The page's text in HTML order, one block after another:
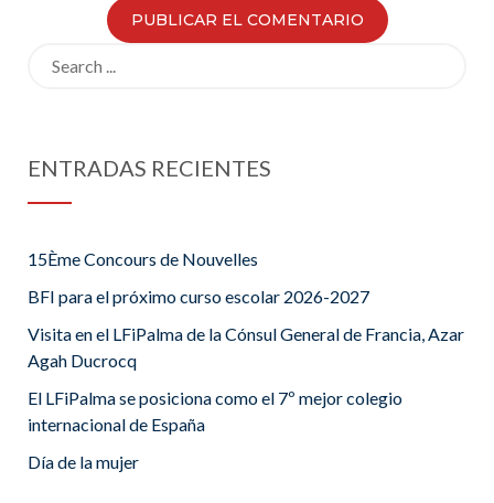
ENTRADAS RECIENTES
15Ème Concours de Nouvelles
BFI para el próximo curso escolar 2026-2027
Visita en el LFiPalma de la Cónsul General de Francia, Azar
Agah Ducrocq
El LFiPalma se posiciona como el 7º mejor colegio
internacional de España
Día de la mujer